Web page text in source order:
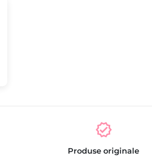
verified
Produse originale